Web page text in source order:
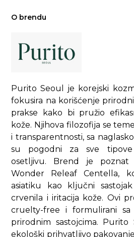
O brendu
Purito Seoul je korejski
fokusira na korišćenje
prakse kako bi pružio
kože. Njihova filozofija se
i transparentnosti, sa
su pogodni za sve
osetljivu. Brend je poznat
Wonder Releaf Centella,
asiatiku kao ključni
crvenila i iritacija kože. Ovi
cruelty-free i formulirani sa
prirodnim sastojcima.
ekološki prihvatljivo